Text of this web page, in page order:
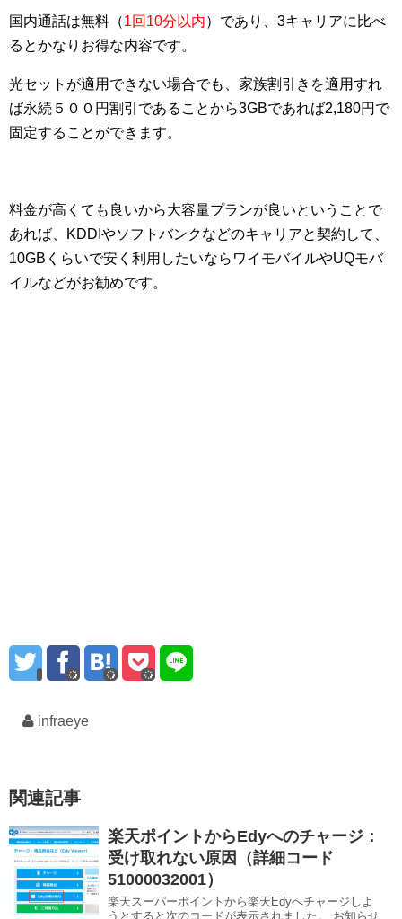
国内通話は無料（1回10分以内）であり、3キャリアに比べ
るとかなりお得な内容です。
光セットが適用できない場合でも、家族割引きを適用すれ
ば永続５００円割引であることから3GBであれば2,180円で
固定することができます。
料金が高くても良いから大容量プランが良いということで
あれば、KDDIやソフトバンクなどのキャリアと契約して、
10GBくらいで安く利用したいならワイモバイルやUQモバ
イルなどがお勧めです。
infraeye
関連記事
楽天ポイントからEdyへのチャージ：
受け取れない原因（詳細コード
51000032001）
楽天スーパーポイントから楽天Edyへチャージしよ
うとすると次のコードが表示されました。 お知らせ